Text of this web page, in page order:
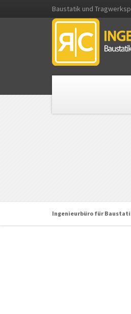
Baustatik und
Ingenieurbüro für